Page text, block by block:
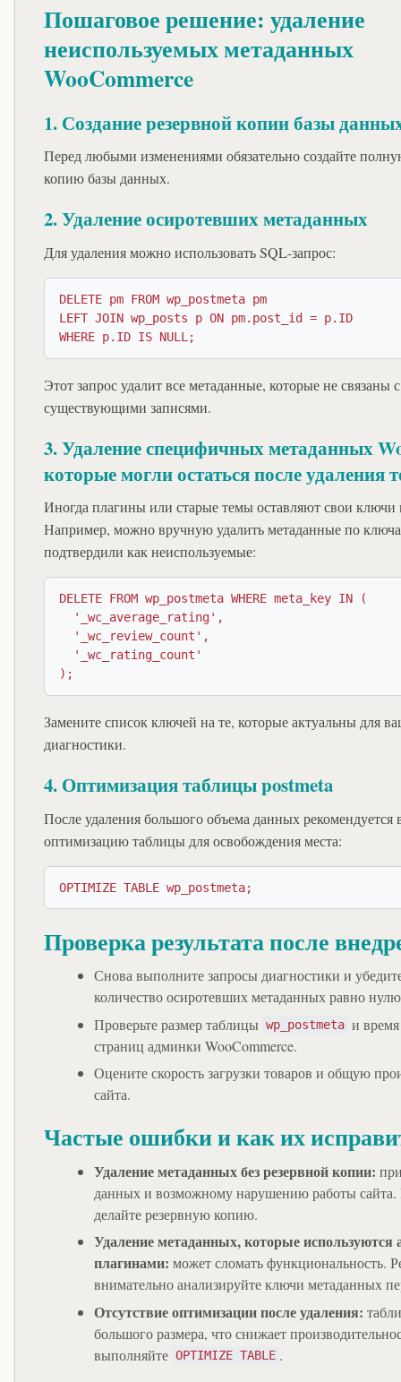
Пошаговое решение: удаление
неиспользуемых метаданных
WooCommerce
1. Создание резервной копии базы
Перед любыми изменениями обязательно создайте
копию базы данных.
2. Удаление осиротевших метаданных
Для удаления можно использовать SQL-запрос:
DELETE pm FROM wp_postmeta pm
LEFT JOIN wp_posts p ON pm.post_id = p.ID
WHERE p.ID IS NULL;
Этот запрос удалит все метаданные, которые не связаны с
существующими записями.
3. Удаление специфичных метаданных
которые могли остаться после удаления
Иногда плагины или старые темы оставляют свои ключи
Например, можно вручную удалить метаданные по
подтвердили как неиспользуемые:
DELETE FROM wp_postmeta WHERE meta_key IN (
);
Замените список ключей на те, которые актуальны для
диагностики.
4. Оптимизация таблицы postmeta
После удаления большого объема данных рекомендуется
оптимизацию таблицы для освобождения места:
OPTIMIZE TABLE wp_postmeta;
Проверка результата после
Снова выполните запросы диагностики и
количество осиротевших метаданных равно
Проверьте размер таблицы wp_postmeta и
страниц админки WooCommerce.
Оцените скорость загрузки товаров и общую
сайта.
Частые ошибки и как их
Удаление метаданных без резервной копии:
данных и возможному нарушению работы сайта.
делайте резервную копию.
Удаление метаданных, которые
плагинами: может сломать функциональность.
внимательно анализируйте ключи метаданных
Отсутствие оптимизации после удаления:
большого размера, что снижает
выполняйте OPTIMIZE TABLE .